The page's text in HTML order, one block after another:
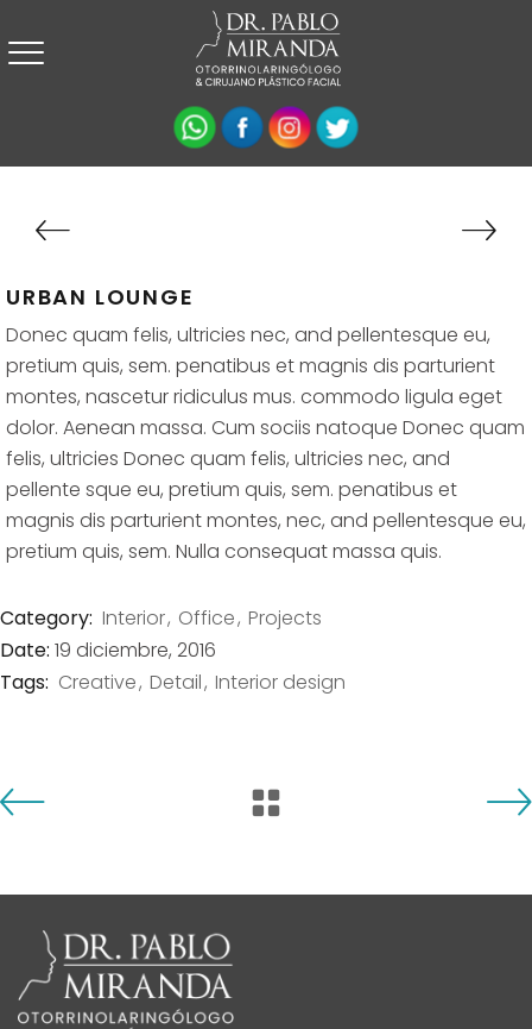
URBAN LOUNGE
Donec quam felis, ultricies nec, and pellentesque eu,
pretium quis, sem. penatibus et magnis dis parturient
montes, nascetur ridiculus mus. commodo ligula eget
dolor. Aenean massa. Cum sociis natoque Donec quam
felis, ultricies Donec quam felis, ultricies nec, and
pellente sque eu, pretium quis, sem. penatibus et
magnis dis parturient montes, nec, and pellentesque eu,
pretium quis, sem. Nulla consequat massa quis.
Category: Interior Office Projects
Date: 19 diciembre, 2016
Tags: Creative Detail Interior design